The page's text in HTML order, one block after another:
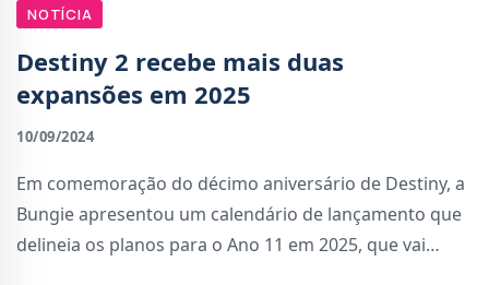
NOTÍCIA
Destiny 2 recebe mais duas
expansões em 2025
10/09/2024
Em comemoração do décimo aniversário de Destiny, a
Bungie apresentou um calendário de lançamento que
delineia os planos para o Ano 11 em 2025, que vai